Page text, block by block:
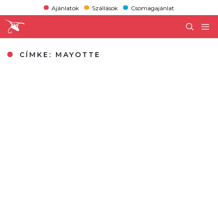
Ajánlatok Szállások Csomagajánlat
CÍMKE: MAYOTTE